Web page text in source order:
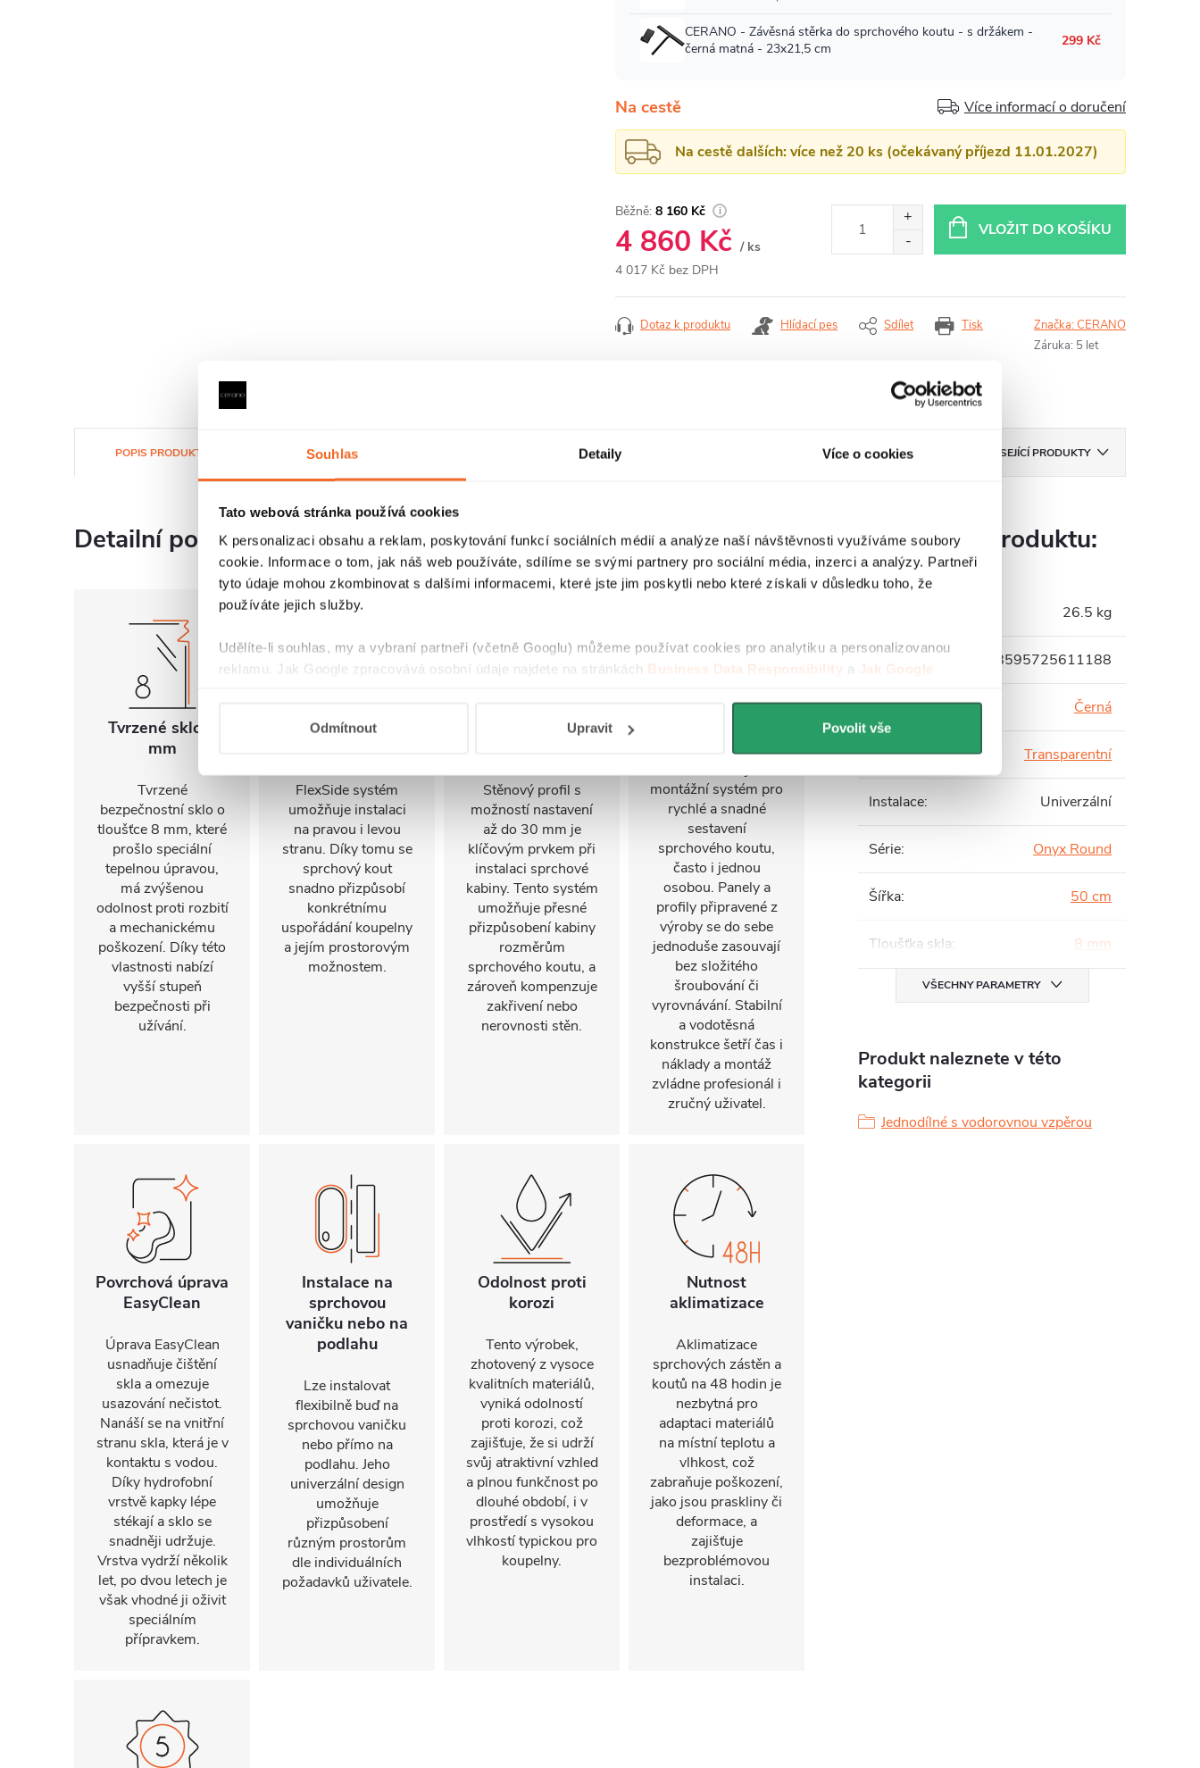
Souhlas Detaily Více o cookies
Tato webová stránka používá cookies
K personalizaci obsahu a reklam, poskytování funkcí sociálních médií a analýze naší návštěvnosti využíváme soubory
cookie. Informace o tom, jak náš web používáte, sdílíme se svými partnery pro sociální média, inzerci a analýzy. Partneři
tyto údaje mohou zkombinovat s dalšími informacemi, které jste jim poskytli nebo které získali v důsledku toho, že
používáte jejich služby.
Udělíte-li souhlas, my a vybraní partneři (včetně Googlu) můžeme používat cookies pro analytiku a personalizovanou
reklamu. Jak Google zpracovává osobní údaje najdete na stránkách Business Data Responsibility a Jak Google
Odmítnout Upravit Povolit vše
Na cestě Více informací o doručení
Na cestě dalších: více než 20 ks (očekávaný příjezd 11.01.2027)
8 160 Kč
4 860 Kč / ks
4 017 Kč bez DPH
VLOŽIT DO KOŠÍKU
Tisk
Dotaz k produktu Hlídací pes Sdílet Značka:CERANO
Záruka: 5 let
POPIS PRODUKTU SOUBORY KE STAŽENÍ ZNAČKA CERANO SOUVISEJÍCÍ PRODUKTY
Detailní popis produktu
Tvrzené sklo 8
mm
Tvrzené
bezpečnostní sklo o
tloušťce 8 mm, které
prošlo speciální
tepelnou úpravou,
má zvýšenou
odolnost proti rozbití
a mechanickému
poškození. Díky této
vlastnosti nabízí
vyšší stupeň
bezpečnosti při
užívání.
Univerzální
FlexSide systém
umožňuje instalaci
na pravou i levou
stranu. Díky tomu se
sprchový kout
snadno přizpůsobí
konkrétnímu
uspořádání koupelny
a jejím prostorovým
možnostem.
Nastavitelný
Stěnový profil s
možností nastavení
až do 30 mm je
klíčovým prvkem při
instalaci sprchové
kabiny. Tento systém
umožňuje přesné
přizpůsobení kabiny
rozměrům
sprchového koutu, a
zároveň kompenzuje
zakřivení nebo
nerovnosti stěn.
montážní systém pro
rychlé a snadné
sestavení
sprchového koutu,
často i jednou
osobou. Panely a
profily připravené z
výroby se do sebe
jednoduše zasouvají
bez složitého
šroubování či
vyrovnávání. Stabilní
a vodotěsná
konstrukce šetří čas i
náklady a montáž
zvládne profesionál i
zručný uživatel.
Povrchová úprava
EasyClean
Úprava EasyClean
usnadňuje čištění
skla a omezuje
usazování nečistot.
Nanáší se na vnitřní
stranu skla, která je v
kontaktu s vodou.
Díky hydrofobní
vrstvě kapky lépe
stékají a sklo se
snadněji udržuje.
Vrstva vydrží několik
let, po dvou letech je
však vhodné ji oživit
speciálním
přípravkem.
Instalace na
sprchovou
vaničku nebo na
podlahu
Lze instalovat
flexibilně buď na
sprchovou vaničku
nebo přímo na
podlahu. Jeho
univerzální design
umožňuje
přizpůsobení
různým prostorům
dle individuálních
požadavků uživatele.
Odolnost proti
korozi
Tento výrobek,
zhotovený z vysoce
kvalitních materiálů,
vyniká odolností
proti korozi, což
zajišťuje, že si udrží
svůj atraktivní vzhled
a plnou funkčnost po
dlouhé období, i v
prostředí s vysokou
vlhkostí typickou pro
koupelny.
Nutnost
aklimatizace
Aklimatizace
sprchových zástěn a
koutů na 48 hodin je
nezbytná pro
adaptaci materiálů
na místní teplotu a
vlhkost, což
zabraňuje poškození,
jako jsou praskliny či
deformace, a
zajišťuje
bezproblémovou
instalaci.
Parametry produktu:
26.5 kg
EAN 8595725611188
Barva profilu: Černá
Barva skla: Transparentní
Instalace: Univerzální
Série: Onyx Round
Šířka: 50 cm
Tloušťka skla: 8 mm
VŠECHNY PARAMETRY
Produkt naleznete v této
kategorii
Jednodílné s vodorovnou vzpěrou